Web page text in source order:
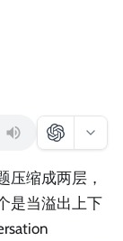
压缩成两层，
是当溢出上下